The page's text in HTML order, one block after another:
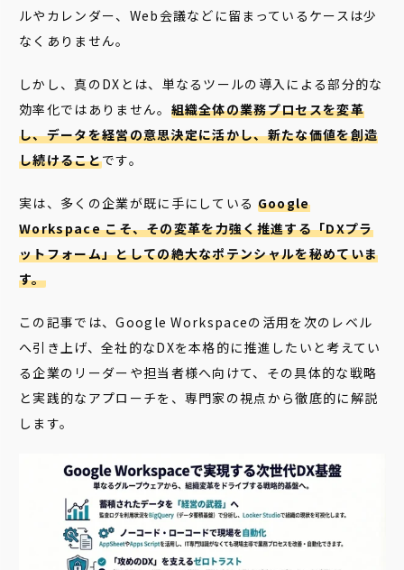
ルやカレンダー、Web会議などに留まっているケースは少
なくありません。
しかし、真のDXとは、単なるツールの導入による部分的な
効率化ではありません。 組織全体の業務プロセスを変革
し、データを経営の意思決定に活かし、新たな価値を創造
し続けることです。
実は、多くの企業が既に手にしている Google
Workspace こそ、その変革を力強く推進する「DXプラ
ットフォーム」としての絶大なポテンシャルを秘めていま
す。
この記事では、Google Workspaceの活用を次のレベル
へ引き上げ、全社的なDXを本格的に推進したいと考えてい
る企業のリーダーや担当者様へ向けて、その具体的な戦略
と実践的なアプローチを、専門家の視点から徹底的に解説
します。